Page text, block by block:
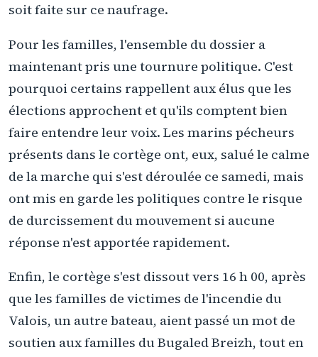
soit faite sur ce naufrage.
Pour les familles, l'ensemble du dossier a
maintenant pris une tournure politique. C'est
pourquoi certains rappellent aux élus que les
élections approchent et qu'ils comptent bien
faire entendre leur voix. Les marins pécheurs
présents dans le cortège ont, eux, salué le calme
de la marche qui s'est déroulée ce samedi, mais
ont mis en garde les politiques contre le risque
de durcissement du mouvement si aucune
réponse n'est apportée rapidement.
Enfin, le cortège s'est dissout vers 16 h 00, après
que les familles de victimes de l'incendie du
Valois, un autre bateau, aient passé un mot de
soutien aux familles du Bugaled Breizh, tout en